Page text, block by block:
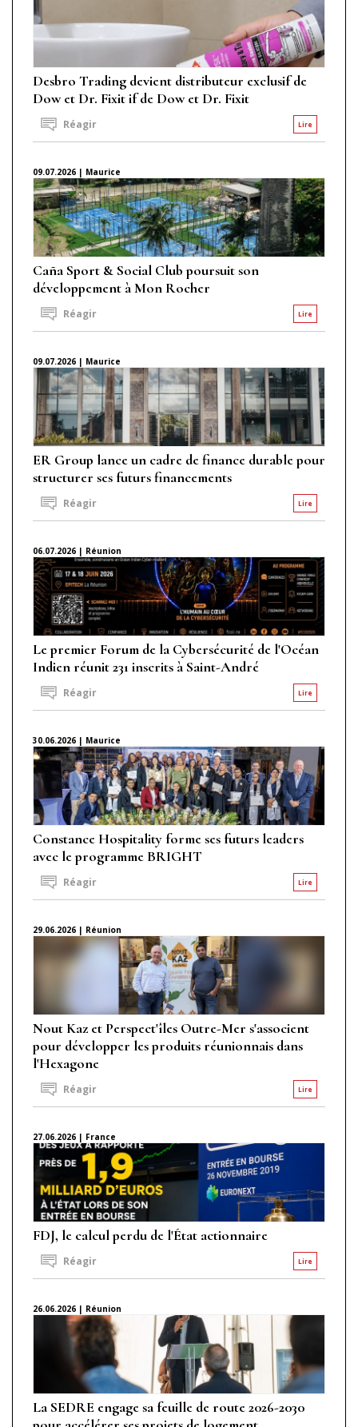
Desbro Trading devient distributeur exclusif de
Dow et Dr. Fixit if de Dow et Dr. Fixit
Lire
Réagir
09.07.2026 | Maurice
Caña Sport & Social Club poursuit son
développement à Mon Rocher
Lire
Réagir
09.07.2026 | Maurice
ER Group lance un cadre de finance durable pour
structurer ses futurs financements
Lire
Réagir
06.07.2026 | Réunion
Le premier Forum de la Cybersécurité de l'Océan
Indien réunit 231 inscrits à Saint-André
Lire
Réagir
30.06.2026 | Maurice
Constance Hospitality forme ses futurs leaders
avec le programme BRIGHT
Lire
Réagir
29.06.2026 | Réunion
Nout Kaz et Perspect'îles Outre-Mer s'associent
pour développer les produits réunionnais dans
l'Hexagone
Lire
Réagir
27.06.2026 | France
FDJ, le calcul perdu de l'État actionnaire
Lire
Réagir
26.06.2026 | Réunion
La SEDRE engage sa feuille de route 2026-2030